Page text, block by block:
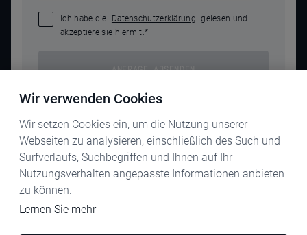
Ich habe die Datenschutzerklärung gelesen und
akzeptiere sie hiermit.*
ANFRAGE ABSENDEN
KARRIERE
Wir verwenden Cookies
Wir setzen Cookies ein, um die Nutzung unserer
Webseiten zu analysieren, einschließlich des Such und
Surfverlaufs, Suchbegriffen und Ihnen auf Ihr
Nutzungsverhalten angepasste Informationen anbieten
zu können.
Lernen Sie mehr